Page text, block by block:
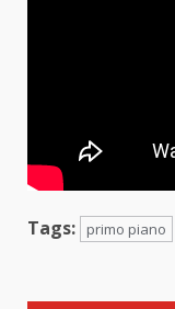
Tags: primo piano